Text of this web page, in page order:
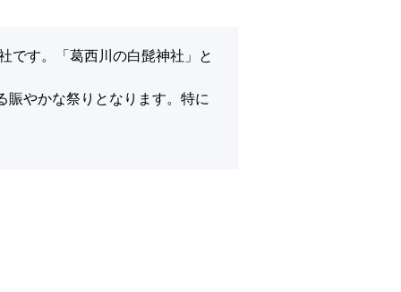
です。「葛西川の白髭神社」と
やかな祭りとなります。特に